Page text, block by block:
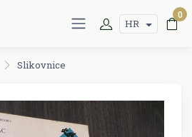
HR
0
Slikovnice